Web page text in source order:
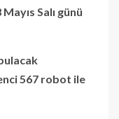
Salı günü
567 robot ile